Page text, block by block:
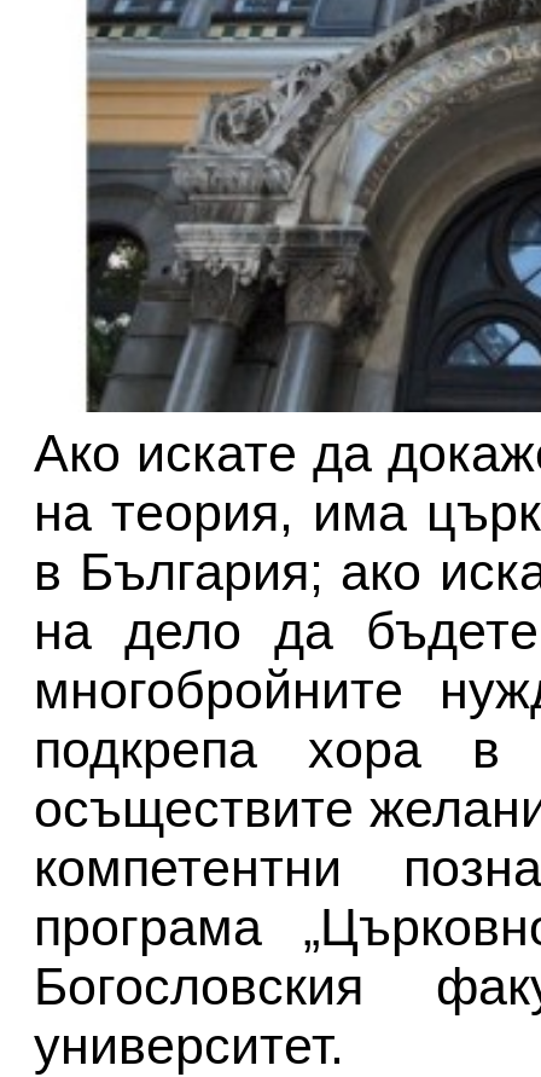
Ако искате да
на теория, има
в България; ако
на дело да
многобройните
подкрепа хора
осъществите
компетентни
програма
Богословския
университет.